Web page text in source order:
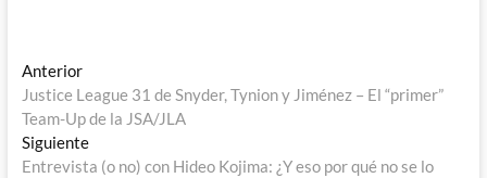
Navegación
de
entradas
AnteriorEntrada
anterior:
Justice League 31 de Snyder, Tynion y Jiménez – El “primer”
Team-Up de la JSA/JLA
SiguienteEntrada
siguiente:
Entrevista (o no) con Hideo Kojima: ¿Y eso por qué no se lo